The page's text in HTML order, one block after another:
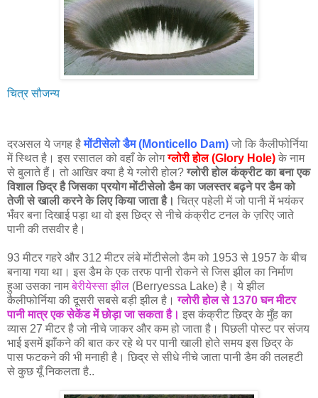
चित्र सौजन्य
दरअसल ये जगह हैमोंटीसेलो डैम (Monticello Dam) जो कि कैलीफोर्निया
में स्थित है। इस रसातल को वहाँ के लोगग्लोरी होल (Glory Hole) के नाम
से बुलाते हैं। तो आखिर क्या है ये ग्लोरी होल?ग्लोरी होल कंक्रीट का बना एक
विशाल छिद्र है जिसका प्रयोग मोंटीसेलो डैम का जलस्तर बढ़ने पर डैम को
तेजी से खाली करने के लिए किया जाता है। चित्र पहेली में जो पानी में भयंकर
भँवर बना दिखाई पड़ा था वो इस छिद्र से नीचे कंक्रीट टनल के ज़रिए जाते
पानी की तसवीर है।
93 मीटर गहरे और 312 मीटर लंबे मोंटीसेलो डैम को 1953 से 1957 के बीच
बनाया गया था। इस डैम के एक तरफ पानी रोकने से जिस झील का निर्माण
हुआ उसका नामबेरीयेस्सा झील (Berryessa Lake) है। ये झील
कैलीफोर्निया की दूसरी सबसे बड़ी झील है।ग्लोरी होल से 1370 घन मीटर
पानी मात्र एक सेकेंड में छोड़ा जा सकता है। इस कंक्रीट छिद्र के मुँह का
व्यास 27 मीटर है जो नीचे जाकर और कम हो जाता है। पिछली पोस्ट पर संजय
भाई इसमें झाँकने की बात कर रहे थे पर पानी खाली होते समय इस छिद्र के
पास फटकने की भी मनाही है। छिद्र से सीधे नीचे जाता पानी डैम की तलहटी
से कुछ यूँ निकलता है..